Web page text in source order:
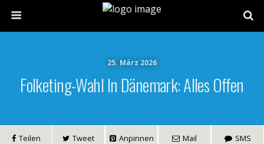
25. März 2026
Folketing-Wahl In Dänemark: Alles Offen
Teilen Tweet Anpinnen Mail SMS